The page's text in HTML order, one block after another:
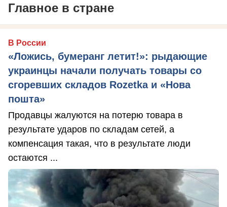
Главное в стране
В России
«Ложись, бумеранг летит!»: рыдающие
украинцы начали получать товары со
сгоревших складов Rozetka и «Нова
пошта»
Продавцы жалуются на потерю товара в
результате ударов по складам сетей, а
компенсация такая, что в результате люди
остаются ...